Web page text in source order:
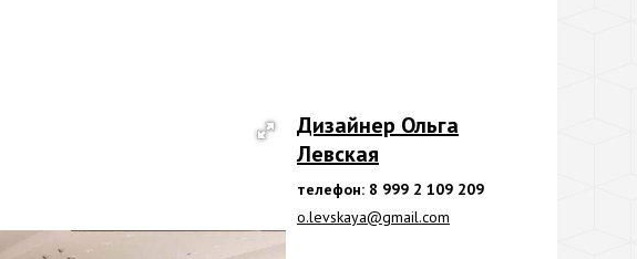
Дизайнер Ольга
Левская
телефон: 8 999 2 109 209
o.levskaya@gmail.com